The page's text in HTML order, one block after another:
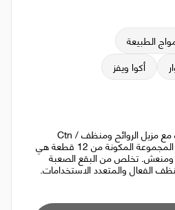
الطبيعة
أكوا ويفز
ارتقِ بمستوى نظافة منزلك مع مزيل الروائح ومنظف Ctn /
Loyal سعة 200 مل. هذه المجموعة المكونة من 12 قطعة هي
ومنعش. تخلص من البقع الصعبة
الفعال والمتعدد الاستخدامات.